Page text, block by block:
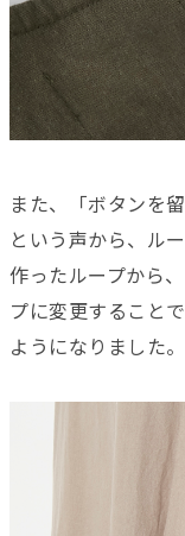
また、「ボタンを
という声から、ル
作ったループから
プに変更すること
ようになりました。